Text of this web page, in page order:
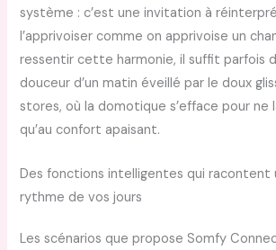
système : c’est une invitation à
l’apprivoiser comme on apprivoise un
ressentir cette harmonie, il suffit parfois
douceur d’un matin éveillé par le doux
stores, où la domotique s’efface pour ne
qu’au confort apaisant.
Des fonctions intelligentes qui racontent
rythme de vos jours
Les scénarios que propose Somfy